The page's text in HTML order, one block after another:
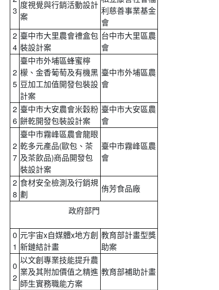
3
度視覺與行銷活動設計
案
利慈善事業基金
會
2
4
臺中市大里農會禮盒包
裝設計案
台中市大里區農
會
2
5
臺中市外埔區蜂蜜檸
檬、金香葡萄及有機黑
豆加工加值開發包裝設
計案
臺中市外埔區農
會
2
6
臺中市大安農會米穀粉
餅乾開發包裝設計案
臺中市大安區農
會
2
7
臺中市霧峰區農會龍眼
乾多元產品(歐包、茶
及茶飲品)商品開發包
裝設計案
臺中市霧峰區農
會
2
8
食材安全檢測及行銷規
劃
侑芳食品廠
政府部門
0
1
元宇宙x自媒體x地方創
新鏈結計畫
教育部計畫型獎
助案
0
2
以文創專業技能提升農
業及其附加價值之精進
師生實務職能方案
教育部補助計畫